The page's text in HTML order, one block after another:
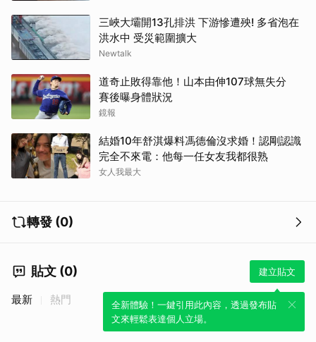
三峽大壩開13孔排洪 下游慘遭殃! 多省泡在
洪水中 受災範圍擴大
Newtalk
道奇止敗得靠他！山本由伸107球無失分
賽後曝身體狀況
鏡報
結婚10年舒淇爆料馮德倫沒求婚！認剛認識
完全不來電：他每一任女友我都很熟
女人我最大
轉發 (0)
貼文 (0) 建立貼文
全新體驗！一鍵引用此內容，透過發布貼
文來輕鬆表達個人立場。
最新 熱門